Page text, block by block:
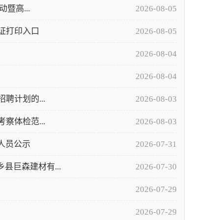
暨高... 2026-08-05
打印入口 2026-08-05
2026-08-04
2026-08-04
聘计划的... 2026-08-03
察体检范... 2026-08-03
员公示 2026-07-31
县巨森建材有... 2026-07-30
2026-07-29
2026-07-29